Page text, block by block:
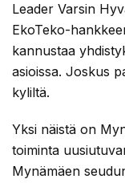
Leader Varsin
EkoTeko-
kannustaa
asioissa. Joskus
kyliltä.
Yksi näistä on
toiminta
Mynämäen